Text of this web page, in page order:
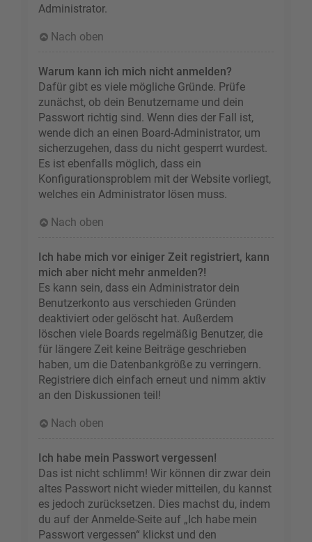
Administrator.
Nach oben
Warum kann ich mich nicht anmelden?
Dafür gibt es viele mögliche Gründe. Prüfe
zunächst, ob dein Benutzername und dein
Passwort richtig sind. Wenn dies der Fall ist,
wende dich an einen Board-Administrator, um
sicherzugehen, dass du nicht gesperrt wurdest.
Es ist ebenfalls möglich, dass ein
Konfigurationsproblem mit der Website vorliegt,
welches ein Administrator lösen muss.
Nach oben
Ich habe mich vor einiger Zeit registriert, kann
mich aber nicht mehr anmelden?!
Es kann sein, dass ein Administrator dein
Benutzerkonto aus verschieden Gründen
deaktiviert oder gelöscht hat. Außerdem
löschen viele Boards regelmäßig Benutzer, die
für längere Zeit keine Beiträge geschrieben
haben, um die Datenbankgröße zu verringern.
Registriere dich einfach erneut und nimm aktiv
an den Diskussionen teil!
Nach oben
Ich habe mein Passwort vergessen!
Das ist nicht schlimm! Wir können dir zwar dein
altes Passwort nicht wieder mitteilen, du kannst
es jedoch zurücksetzen. Dies machst du, indem
du auf der Anmelde-Seite auf „Ich habe mein
Passwort vergessen“ klickst und den